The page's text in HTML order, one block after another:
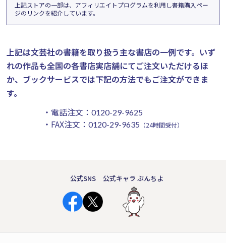
上記ストアの一部は、アフィリエイトプログラムを利用し書籍購入ペー
ジのリンクを紹介しています。
上記は文芸社の書籍を取り扱う主な書店の一例です。 いず
れの作品も全国の各書店実店舗にてご注文いただけるほ
か、ブックサービスでは下記の方法でもご注文ができま
す。
・電話注文： 0120-29-9625
・FAX注文： 0120-29-9635 （24時間受付）
公式SNS 公式キャラ ぶんちよ